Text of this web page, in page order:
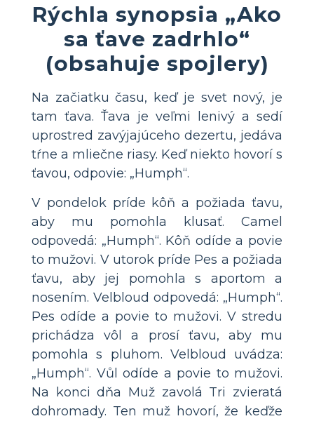
Rýchla synopsia „Ako
sa ťave zadrhlo“
(obsahuje spojlery)
Na začiatku času, keď je svet nový, je
tam ťava. Ťava je veľmi lenivý a sedí
uprostred zavýjajúceho dezertu, jedáva
tŕne a mliečne riasy. Keď niekto hovorí s
ťavou, odpovie: „Humph“.
V pondelok príde kôň a požiada ťavu,
aby mu pomohla klusať. Camel
odpovedá: „Humph“. Kôň odíde a povie
to mužovi. V utorok príde Pes a požiada
ťavu, aby jej pomohla s aportom a
nosením. Velbloud odpovedá: „Humph“.
Pes odíde a povie to mužovi. V stredu
prichádza vôl a prosí ťavu, aby mu
pomohla s pluhom. Velbloud uvádza:
„Humph“. Vůl odíde a povie to mužovi.
Na konci dňa Muž zavolá Tri zvieratá
dohromady. Ten muž hovorí, že keďže